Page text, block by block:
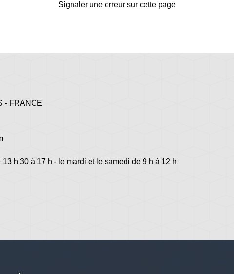
Signaler une erreur sur cette page
- FRANCE
h 30 à 17 h - le mardi et le samedi de 9 h à 12 h